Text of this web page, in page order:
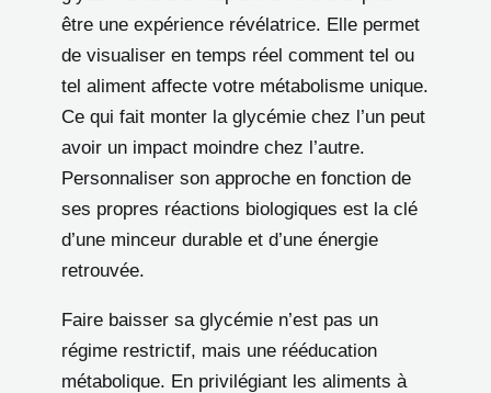
être une expérience révélatrice. Elle permet
de visualiser en temps réel comment tel ou
tel aliment affecte votre métabolisme unique.
Ce qui fait monter la glycémie chez l’un peut
avoir un impact moindre chez l’autre.
Personnaliser son approche en fonction de
ses propres réactions biologiques est la clé
d’une minceur durable et d’une énergie
retrouvée.
Faire baisser sa glycémie n’est pas un
régime restrictif, mais une rééducation
métabolique. En privilégiant les aliments à